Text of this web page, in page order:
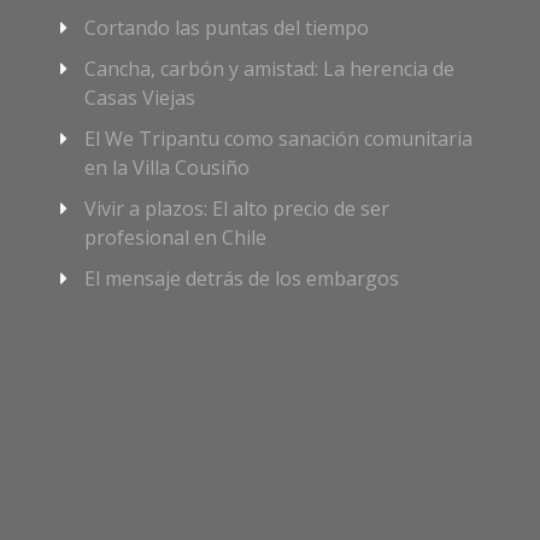
Cortando las puntas del tiempo
Cancha, carbón y amistad: La herencia de
Casas Viejas
El We Tripantu como sanación comunitaria
en la Villa Cousiño
Vivir a plazos: El alto precio de ser
profesional en Chile
El mensaje detrás de los embargos